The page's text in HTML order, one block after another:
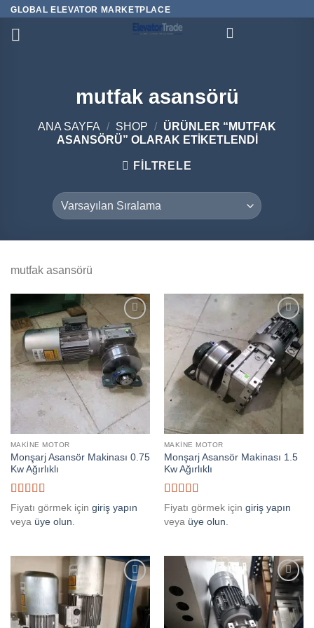
İçeriğe
GLOBAL ELEVATOR MARKETPLACE
mutfak asansörü
ANA SAYFA / SHOP /
ÜRÜNLER “MUTFAK
ASANSÖRÜ” OLARAK ETIKETLENDI
FILTRELE
mutfak asansörü
Add to
wishlist
MAKINE MOTOR
Monşarj Asansör Makinası 0.75
Kw Ağırlıklı
5 üzerinden
oy aldı
Fiyatı görmek için giriş yapın
veya üye olun.
Add to
wishlist
MAKINE MOTOR
Monşarj Asansör Makinası 1.5
Kw Ağırlıklı
5 üzerinden
oy aldı
Fiyatı görmek için giriş yapın
veya üye olun.
Add to
Add to